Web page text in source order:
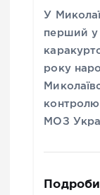
У
перший у
року
МОЗ